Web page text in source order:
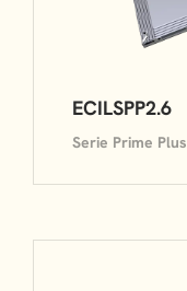
ECILSPP2.6
Serie Prime Plus